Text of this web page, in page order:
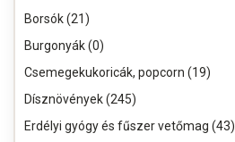
Borsók (21)
Burgonyák (0)
Csemegekukoricák, popcorn (19)
Dísznövények (245)
Erdélyi gyógy és fűszer vetőmag (43)